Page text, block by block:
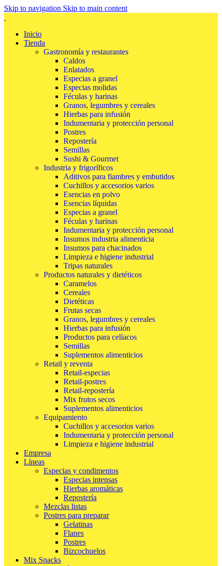
Skip to navigation Skip to main content
Inicio
Tienda
Gastronomía y restaurantes
Caldos
Enlatados
Especias a granel
Especias molidas
Féculas y harinas
Granos, legumbres y cereales
Hierbas para infusión
Indumentaria y protección personal
Postres
Repostería
Semillas
Sushi & Gourmet
Industria y frigoríficos
Aditivos para fiambres y embutidos
Cuchillos y accesorios varios
Esencias en polvo
Esencias líquidas
Especias a granel
Féculas y harinas
Indumentaria y protección personal
Insumos industria alimenticia
Insumos para chacinados
Limpieza e higiene industrial
Tripas naturales
Productos naturales y dietéticos
Caramelos
Cereales
Dietéticas
Frutas secas
Granos, legumbres y cereales
Hierbas para infusión
Productos para celíacos
Semillas
Suplementos alimenticios
Retail y reventa
Retail-especias
Retail-postres
Retail-repostería
Mix frutos secos
Suplementos alimenticios
Equipamiento
Cuchillos y accesorios varios
Indumentaria y protección personal
Limpieza e higiene industrial
Empresa
Líneas
Especias y condimentos
Especias intensas
Hierbas aromáticas
Repostería
Mezclas listas
Postres para preparar
Gelatinas
Flanes
Postres
Bizcochuelos
Mix Snacks